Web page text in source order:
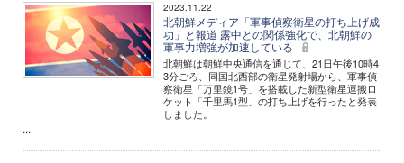
2023.11.22
北朝鮮メディア「軍事偵察衛星の打ち上げ成
功」と報道 露中との関係強化で、北朝鮮の
軍事力増強が加速している
北朝鮮は朝鮮中央通信を通じて、21日午後10時4
3分ごろ、同国北西部の衛星発射場から、軍事偵
察衛星「万里鏡1号」を搭載した新型衛星運搬ロ
ケット「千里馬1型」の打ち上げを行ったと発表
しました。
...